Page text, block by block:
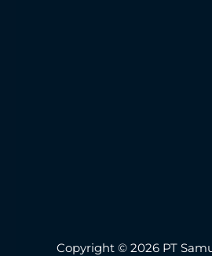
Copyright © 2026 PT